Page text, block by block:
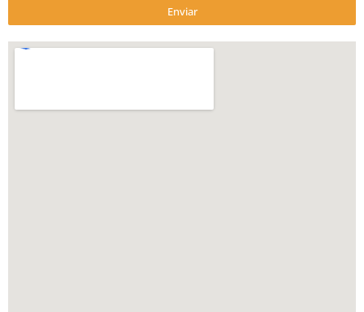
Enviar